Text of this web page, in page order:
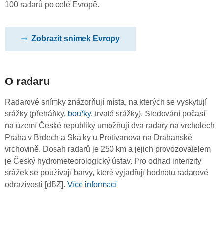
100 radarů po celé Evropě.
Zobrazit snímek Evropy
O radaru
Radarové snímky znázorňují místa, na kterých se vyskytují
srážky (přeháňky, bouřky, trvalé srážky). Sledování počasí
na území České republiky umožňují dva radary na vrcholech
Praha v Brdech a Skalky u Protivanova na Drahanské
vrchovině. Dosah radarů je 250 km a jejich provozovatelem
je Český hydrometeorologický ústav. Pro odhad intenzity
srážek se používají barvy, které vyjadřují hodnotu radarové
odrazivosti [dBZ]. Více informací